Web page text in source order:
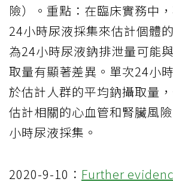
險）。重點：在臨床實務中
24小時尿液採集來估計個體
為24小時尿液鈉排泄量可能
取量有顯著差異。單次24小
於估計人群的平均鈉攝取量
估計相關的心血管和腎臟風
小時尿液採集。
2020-9-10： Further